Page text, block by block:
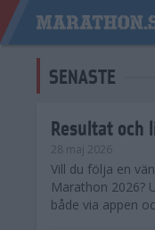
SENASTE
Resultat och
28 maj 2026
​Vill du följa en
Marathon 2026?
både via appen